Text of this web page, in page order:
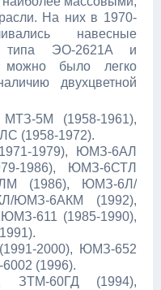
На них в 1970-
навесные
типа ЭО-2621А и
было легко
двухцветной
5М (1958-1961),
(1958-1972).
1979), ЮМЗ-6АЛ
1986), ЮМЗ-6СТЛ
(1986), ЮМЗ-6Л/
ЮМЗ-6АКМ (1992),
611 (1985-1990),
2000), ЮМЗ-652
(1996).
ЗТМ-60ГД (1994),